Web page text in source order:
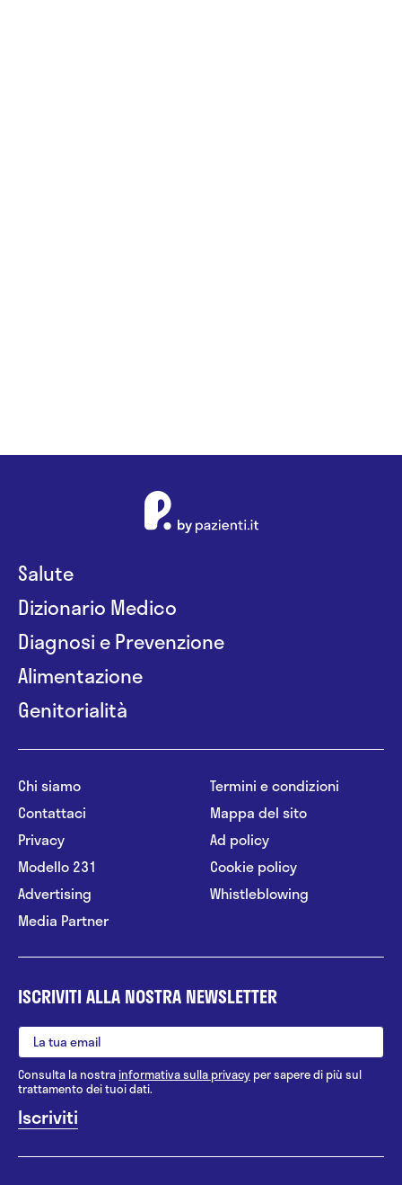
Salute
Dizionario Medico
Diagnosi e Prevenzione
Alimentazione
Genitorialità
Chi siamo
Contattaci
Privacy
Modello 231
Advertising
Media Partner
Termini e condizioni
Mappa del sito
Ad policy
Cookie policy
Whistleblowing
ISCRIVITI ALLA NOSTRA NEWSLETTER
Consulta la nostrainformativa sulla privacy per sapere di più sul
trattamento dei tuoi dati.